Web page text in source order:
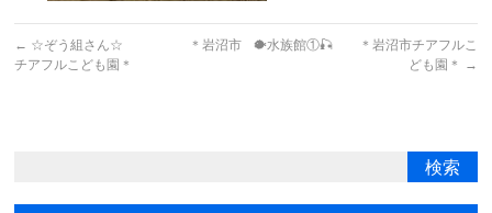
← ☆ぞう組さん☆ ＊岩沼市
チアフルこども園＊
🐡水族館①🎣 ＊岩沼市チアフルこ
ども園＊
→